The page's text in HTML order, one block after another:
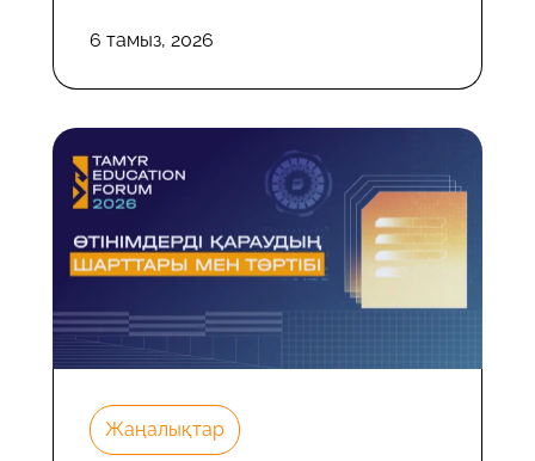
6 тамыз, 2026
Жаңалықтар